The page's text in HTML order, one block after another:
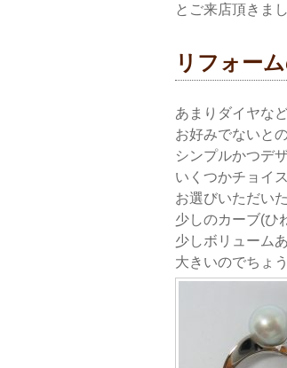
とご来店頂きまし
リフォー
あまりダイヤな
お好みでないと
シンプルかつデ
いくつかチョイ
お選びいただい
少しのカーブ(ひ
少しボリューム
大きいのでちょ